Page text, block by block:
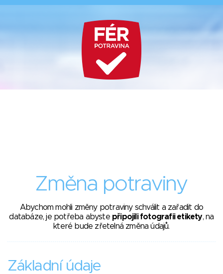
Změna potraviny
Abychom mohli změny potraviny schválit a zařadit do
databáze, je potřeba abyste připojili fotografii etikety, na
které bude zřetelná změna údajů.
Základní údaje